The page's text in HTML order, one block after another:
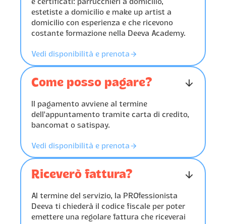
e certificati: parrucchieri a domicilio,
estetiste a domicilio e make up artist a
domicilio con esperienza e che ricevono
costante formazione nella Deeva Academy.
Vedi disponibilità e prenota 󰁔
Come posso pagare? 󰁅
Il pagamento avviene al termine
dell'appuntamento tramite carta di credito,
bancomat o satispay.
Vedi disponibilità e prenota 󰁔
Riceverò fattura? 󰁅
Al termine del servizio, la PROfessionista
Deeva ti chiederà il codice fiscale per poter
emettere una regolare fattura che riceverai